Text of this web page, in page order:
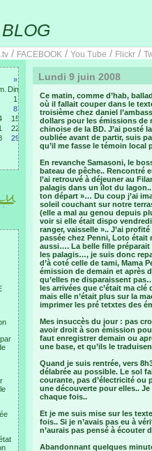
/ FACEBOOK / You Tube / Flickr /
»
Dim.
1
8
15
22
29
Lundi 9 juin 2008
Ce matin, comme d’hab,
où il fallait couper dans le
troisième chez daniel
dollars pour les émissions de
chinoise de la BD. J’ai posté
oubliée avant de partir, suis
qu’il me fasse le témoin local
En revanche Samasoni, le
bateau de pêche.. Rencontré
l’ai retrouvé à déjeuner au
palagis dans un îlot du
ton départ »… Du coup j’ai
soleil couchant sur notre
(elle a mal au genou depuis
voir si elle était dispo
ranger, vaisselle ».. J’ai
passée chez Penni, Loto
aussi…. La belle fille
les palagis…, je suis donc
d’à coté celle de tami, Mama
émission de demain et après
qu’elles ne disparaissent
les arrivées que c’était ma
mais elle n’était plus sur la
imprimer les pré tetxtes des
Mes insuccès du jour : pas
avoir droit à son émission
faut enregistrer demain ou
une base, et qu’ils le
Quand je suis rentrée, vers
délabrée au possible. Le sol
courante, pas d’électricité ou
une découverte pour elles..
chaque fois..
Et je me suis mise sur les
fois.. Si je n’avais pas eu à
n’aurais pas pensé à écouter
Abandonnant quelques